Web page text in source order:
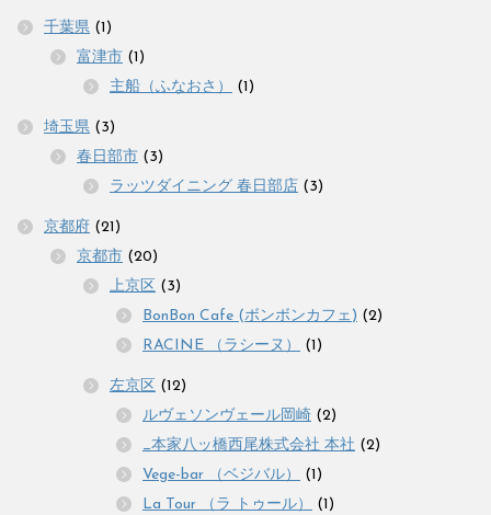
千葉県 (1)
富津市 (1)
主船（ふなおさ）
(1)
埼玉県 (3)
春日部市 (3)
ラッツダイニング 春日部店 (3)
京都府 (21)
京都市 (20)
上京区 (3)
BonBon Cafe (ボンボンカフェ) (2)
RACINE （ラシーヌ）
(1)
左京区 (12)
ルヴェソンヴェール岡崎 (2)
_本家八ッ橋西尾株式会社 本社 (2)
Vege-bar （ベジバル）
(1)
La Tour （ラ トゥール）
(1)